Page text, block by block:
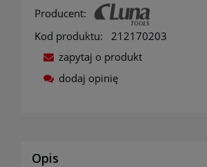
Producent:
Kod produktu:
212170203
zapytaj o produkt
dodaj opinię
Opis